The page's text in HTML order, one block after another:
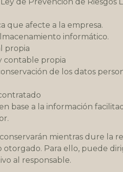
que afecte a la empresa.
informático.
propia
contable propia
de los datos
base a la información
mientras dure la
Para ello, puede
al responsable.